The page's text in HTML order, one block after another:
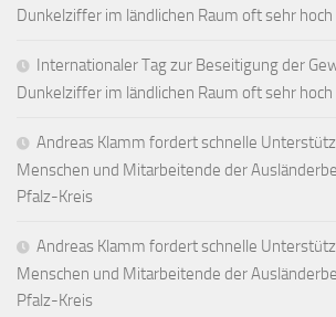
Dunkelziffer im ländlichen Raum oft sehr hoch
Internationaler Tag zur Beseitigung der
Dunkelziffer im ländlichen Raum oft sehr hoch
Andreas Klamm fordert schnelle
Menschen und Mitarbeitende der
Pfalz-Kreis
Andreas Klamm fordert schnelle
Menschen und Mitarbeitende der
Pfalz-Kreis